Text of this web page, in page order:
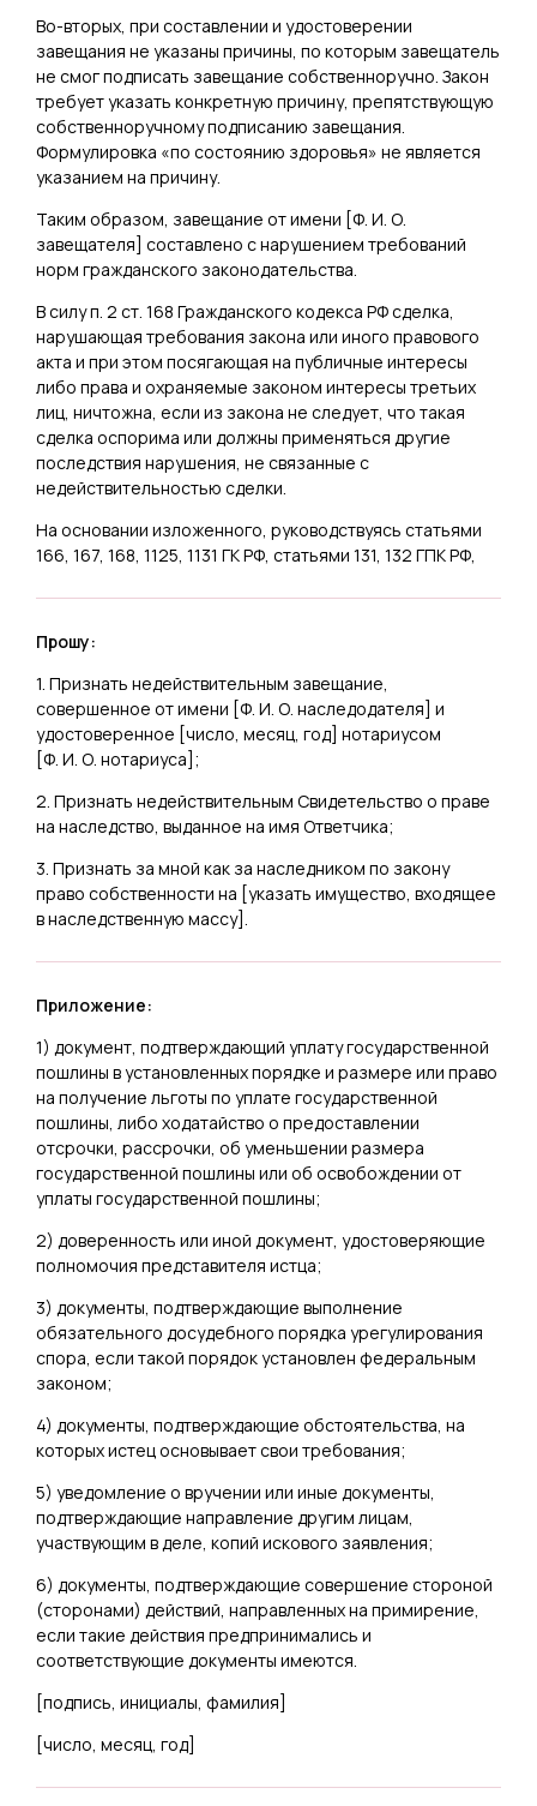
Во-вторых, при составлении и удостоверении
завещания не указаны причины, по которым завещатель
не смог подписать завещание собственноручно. Закон
требует указать конкретную причину, препятствующую
собственноручному подписанию завещания.
Формулировка «по состоянию здоровья» не является
указанием на причину.
Таким образом, завещание от имени [Ф. И. О.
завещателя] составлено с нарушением требований
норм гражданского законодательства.
В силу п. 2 ст. 168 Гражданского кодекса РФ сделка,
нарушающая требования закона или иного правового
акта и при этом посягающая на публичные интересы
либо права и охраняемые законом интересы третьих
лиц, ничтожна, если из закона не следует, что такая
сделка оспорима или должны применяться другие
последствия нарушения, не связанные с
недействительностью сделки.
На основании изложенного, руководствуясь статьями
166, 167, 168, 1125, 1131 ГК РФ, статьями 131, 132 ГПК РФ,
Прошу:
1. Признать недействительным завещание,
совершенное от имени [Ф. И. О. наследодателя] и
удостоверенное [число, месяц, год] нотариусом
[Ф. И. О. нотариуса];
2. Признать недействительным Свидетельство о праве
на наследство, выданное на имя Ответчика;
3. Признать за мной как за наследником по закону
право собственности на [указать имущество, входящее
в наследственную массу].
Приложение:
1) документ, подтверждающий уплату государственной
пошлины в установленных порядке и размере или право
на получение льготы по уплате государственной
пошлины, либо ходатайство о предоставлении
отсрочки, рассрочки, об уменьшении размера
государственной пошлины или об освобождении от
уплаты государственной пошлины;
2) доверенность или иной документ, удостоверяющие
полномочия представителя истца;
3) документы, подтверждающие выполнение
обязательного досудебного порядка урегулирования
спора, если такой порядок установлен федеральным
законом;
4) документы, подтверждающие обстоятельства, на
которых истец основывает свои требования;
5) уведомление о вручении или иные документы,
подтверждающие направление другим лицам,
участвующим в деле, копий искового заявления;
6) документы, подтверждающие совершение стороной
(сторонами) действий, направленных на примирение,
если такие действия предпринимались и
соответствующие документы имеются.
[подпись, инициалы, фамилия]
[число, месяц, год]